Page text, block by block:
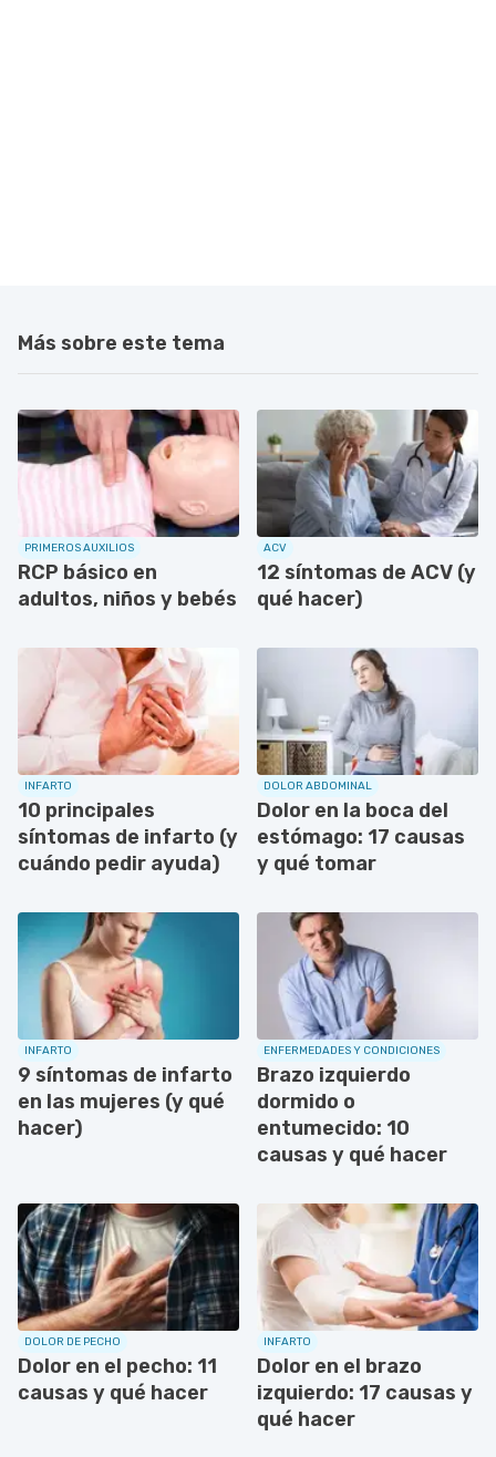
Más sobre este tema
PRIMEROS AUXILIOS
RCP básico en
adultos, niños y bebés
ACV
12 síntomas de ACV (y
qué hacer)
INFARTO
10 principales
síntomas de infarto (y
cuándo pedir ayuda)
DOLOR ABDOMINAL
Dolor en la boca del
estómago: 17 causas
y qué tomar
INFARTO
9 síntomas de infarto
en las mujeres (y qué
hacer)
ENFERMEDADES Y CONDICIONES
Brazo izquierdo
dormido o
entumecido: 10
causas y qué hacer
DOLOR DE PECHO
Dolor en el pecho: 11
causas y qué hacer
INFARTO
Dolor en el brazo
izquierdo: 17 causas y
qué hacer